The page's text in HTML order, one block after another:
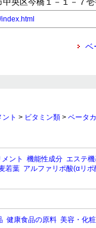
ベ
ト > ビタミン類 > ベータ
ント 機能性成分 エステ
若葉 アルファリポ酸(αリポ
健康食品の原料 美容・化